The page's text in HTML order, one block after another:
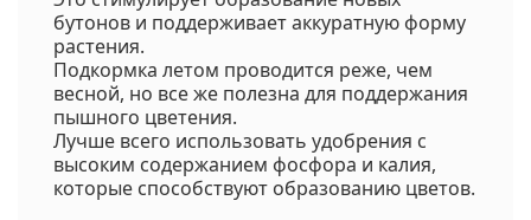
бутонов и поддерживает аккуратную форму
растения.
Подкормка летом проводится реже, чем
весной, но все же полезна для поддержания
пышного цветения.
Лучше всего использовать удобрения с
высоким содержанием фосфора и калия,
которые способствуют образованию цветов.